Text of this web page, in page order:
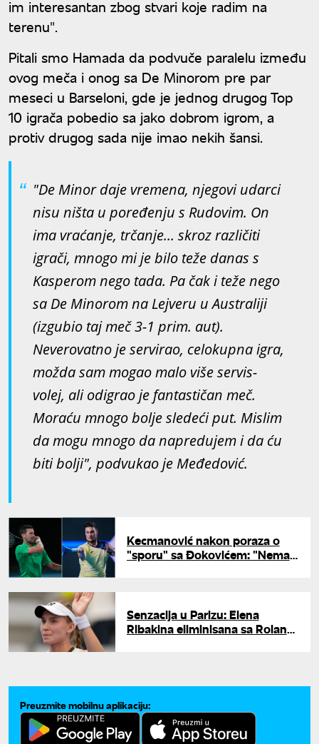
im interesantan zbog stvari koje radim na
terenu".
Pitali smo Hamada da podvuče paralelu između
ovog meča i onog sa De Minorom pre par
meseci u Barseloni, gde je jednog drugog Top
10 igrača pobedio sa jako dobrom igrom, a
protiv drugog sada nije imao nekih šansi.
"De Minor daje vremena, njegovi udarci
nisu ništa u poređenju s Rudovim. On
ima vraćanje, trčanje... skroz različiti
igrači, mnogo mi je bilo teže danas s
Kasperom nego tada. Pa čak i teže nego
sa De Minorom na Lejveru u Australiji
(izgubio taj meč 3-1 prim. aut).
Neverovatno je servirao, celokupna igra,
možda sam mogao malo više servis-
volej, ali odigrao je fantastičan meč.
Moraću mnogo bolje sledeći put. Mislim
da mogu mnogo da napredujem i da ću
biti bolji", podvukao je Međedović.
Kecmanović nakon poraza o
"sporu" sa Đokovićem: "Nema
Senzacija u Parizu: Elena
Ribakina eliminisana sa Rolan
Preuzmite mobilnu aplikaciju: